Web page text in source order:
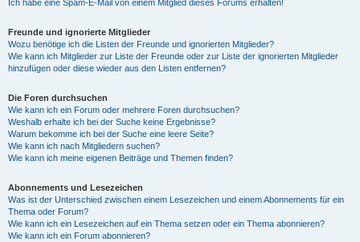
Ich habe eine Spam-E-Mail von einem Mitglied dieses Forums erhalten!
Freunde und ignorierte Mitglieder
Wozu benötige ich die Listen der Freunde und ignorierten Mitglieder?
Wie kann ich Mitglieder zur Liste der Freunde oder zur Liste der ignorierten Mitglieder
hinzufügen oder diese wieder aus den Listen entfernen?
Die Foren durchsuchen
Wie kann ich ein Forum oder mehrere Foren durchsuchen?
Weshalb erhalte ich bei der Suche keine Ergebnisse?
Warum bekomme ich bei der Suche eine leere Seite?
Wie kann ich nach Mitgliedern suchen?
Wie kann ich meine eigenen Beiträge und Themen finden?
Abonnements und Lesezeichen
Was ist der Unterschied zwischen einem Lesezeichen und einem Abonnements für ein
Thema oder Forum?
Wie kann ich ein Lesezeichen auf ein Thema setzen oder ein Thema abonnieren?
Wie kann ich ein Forum abonnieren?